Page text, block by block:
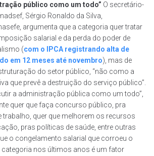
público como um todo” O secretário-
Sérgio Ronaldo da Silva,
argumenta que a categoria quer tratar
salarial e da perda do poder de
(com o IPCA registrando alta de
em 12 meses até novembro), mas de
do setor público, “não como a
que prevê a destruição do serviço público”.
a administração pública como um todo”,
quer que faça concurso público, pra
quer que melhorem os recursos
pras políticas de saúde, entre outras
o congelamento salarial que corroeu o
categoria nos últimos anos é um fator